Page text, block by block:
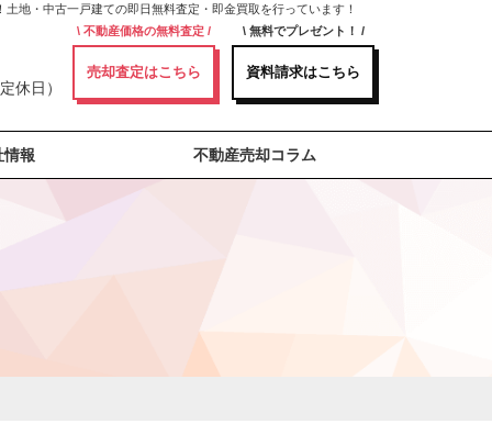
地・中古一戸建ての即日無料査定・即金買取を行っています！
休日）
不動産価格の無料査定
売却査定はこちら
無料でプレゼント！
資料請求はこちら
情報 不動産売却コラム